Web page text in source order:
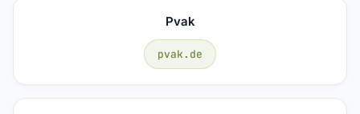
Pvak
pvak.de